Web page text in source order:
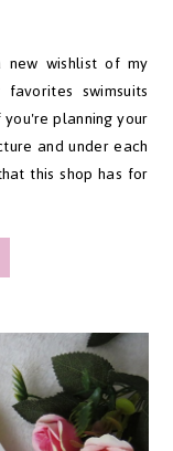
wishlist of my
swimsuits
planning your
and under each
this shop has for